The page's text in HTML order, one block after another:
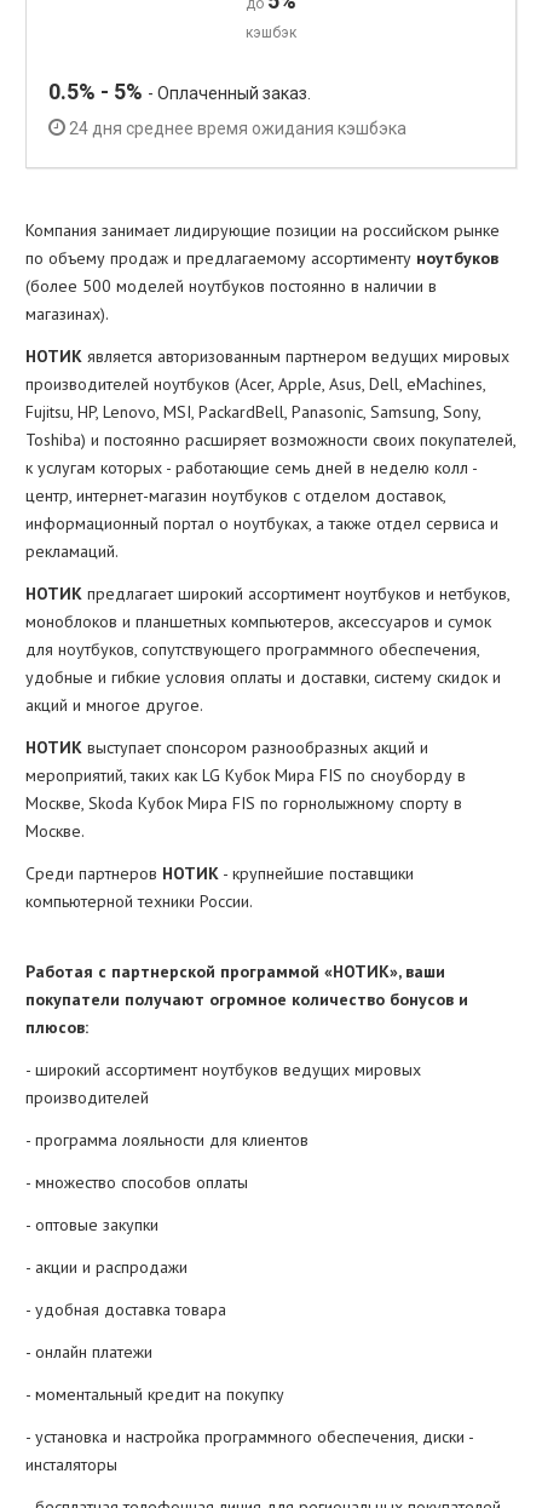
до
кэшбэк
0.5% - 5% - Оплаченный заказ.
24 дня среднее время ожидания кэшбэка
Компания занимает лидирующие позиции на российском рынке
по объему продаж и предлагаемому ассортименту ноутбуков
(более 500 моделей ноутбуков постоянно в наличии в
магазинах).
НОТИК является авторизованным партнером ведущих мировых
производителей ноутбуков (Acer, Apple, Asus, Dell, eMachines,
Fujitsu, HP, Lenovo, MSI, PackardBell, Panasonic, Samsung, Sony,
Toshiba) и постоянно расширяет возможности своих покупателей,
к услугам которых - работающие семь дней в неделю колл -
центр, интернет-магазин ноутбуков с отделом доставок,
информационный портал о ноутбуках, а также отдел сервиса и
рекламаций.
НОТИК предлагает широкий ассортимент ноутбуков и нетбуков,
моноблоков и планшетных компьютеров, аксессуаров и сумок
для ноутбуков, сопутствующего программного обеспечения,
удобные и гибкие условия оплаты и доставки, систему скидок и
акций и многое другое.
НОТИК выступает спонсором разнообразных акций и
мероприятий, таких как LG Кубок Мира FIS по сноуборду в
Москве, Skoda Кубок Мира FIS по горнолыжному спорту в
Москве.
Cреди партнеров НОТИК - крупнейшие поставщики
компьютерной техники России.
Работая с партнерской программой «НОТИК», ваши
покупатели получают огромное количество бонусов и
плюсов:
- широкий ассортимент ноутбуков ведущих мировых
производителей
- программа лояльности для клиентов
- множество способов оплаты
- оптовые закупки
- акции и распродажи
- удобная доставка товара
- онлайн платежи
- моментальный кредит на покупку
- установка и настройка программного обеспечения, диски -
инсталяторы